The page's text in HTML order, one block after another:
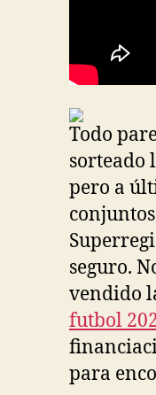
Todo
sorteado
pero a
seguro.
vendido
futbol
para